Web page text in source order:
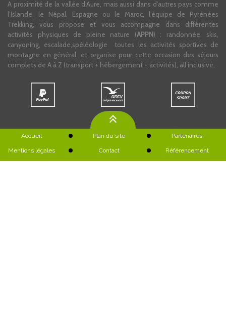
A proximité de la vallée d’Aure, mais aussi dans d’autres pays comme
l’Islande, le Népal, Espagne ou le Maroc, l’équipe de Pyrénées
Trekking, vous propose et vous accompagne dans différentes
activités physiques de pleine nature (APPN) : randonnée, skis,
canyoning, escalade,spéléologie toutes les activités sportives de
montagne en général, et organise pour cette occasion des séjours
complets de A à Z (transport + hébergement + activités), all inclusive.
Accueil Plan du site Partenaires
Mentions légales Contact Référencement